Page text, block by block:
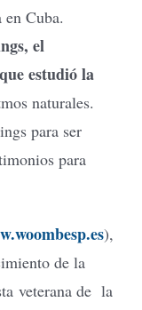
Cuba.
el
estudió la
naturales.
para ser
para
),
de la
veterana de la